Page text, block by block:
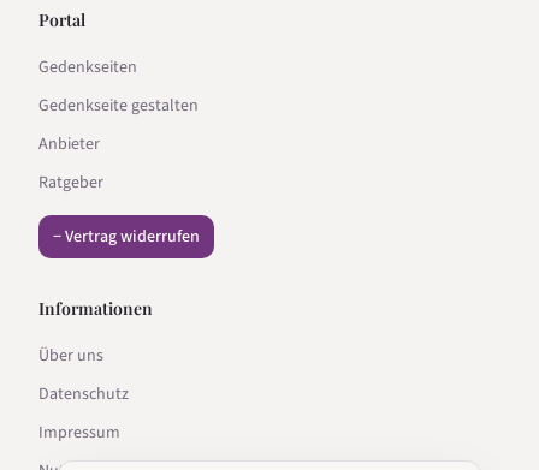
Portal
Gedenkseiten
Gedenkseite gestalten
Anbieter
Ratgeber
− Vertrag widerrufen
Informationen
Über uns
Datenschutz
Impressum